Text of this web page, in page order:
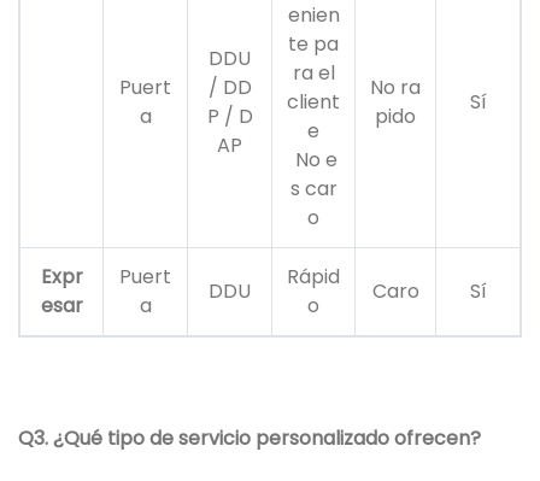
Puert
a
DDU
/ DD
P / D
AP
enien
te pa
ra el
client
e
No e
s car
o
No ra
pido
Sí
Expr
esar
Puert
a
DDU
Rápid
o
Caro Sí
Q3. ¿Qué tipo de servicio personalizado ofrecen?